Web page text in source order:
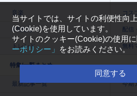
音楽 コス
2.5次元 配信
トレンド 無料
特集/一覧まとめ
最新記事一覧 今期
当サイトでは、サイトの利便性向
(Cookie)を使用しています。
サイトのクッキー(Cookie)の使用に
ーポリシー」
をお読みください。
同意する